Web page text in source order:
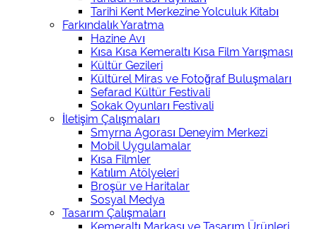
Tarihi Kent Merkezine Yolculuk Kitabı
Farkındalık Yaratma
Hazine Avı
Kısa Kısa Kemeraltı Kısa Film Yarışması
Kültür Gezileri
Kültürel Miras ve Fotoğraf Buluşmaları
Sefarad Kültür Festivali
Sokak Oyunları Festivali
İletişim Çalışmaları
Smyrna Agorası Deneyim Merkezi
Mobil Uygulamalar
Kısa Filmler
Katılım Atölyeleri
Broşür ve Haritalar
Sosyal Medya
Tasarım Çalışmaları